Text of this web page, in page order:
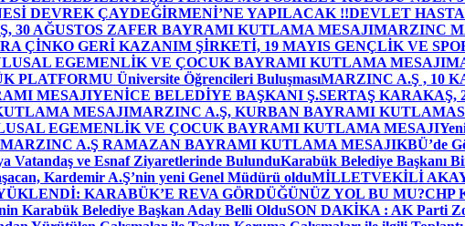
DEVREK ÇAYDEĞİRMENİ’NE YAPILACAK !!DEVLET
30 AĞUSTOS ZAFER BAYRAMI KUTLAMA MESAJIMARZINC
ÇİNKO GERİ KAZANIM ŞİRKETİ, 19 MAYIS GENÇLİK VE
EGEMENLİK VE ÇOCUK BAYRAMI KUTLAMA MESAJI
PLATFORMU Üniversite Öğrencileri BuluşmasıMARZINC A.Ş , 10
MESAJIYENİCE BELEDİYE BAŞKANI Ş.SERTAŞ
MESAJIMARZINC A.Ş, KURBAN BAYRAMI
EGEMENLİK VE ÇOCUK BAYRAMI KUTLAMA MESAJI
MARZINC A.Ş RAMAZAN BAYRAMI KUTLAMA MESAJIKBÜ’de
Vatandaş ve Esnaf Ziyaretlerinde BulunduKarabük Belediye Başkanı
Kardemir A.Ş’nin yeni Genel Müdürü olduMİLLETVEKİLİ
KARABÜK’E REVA GÖRDÜĞÜNÜZ YOL BU MU?CHP
Karabük Belediye Başkan Aday Belli OlduSON DAKİKA : AK Parti